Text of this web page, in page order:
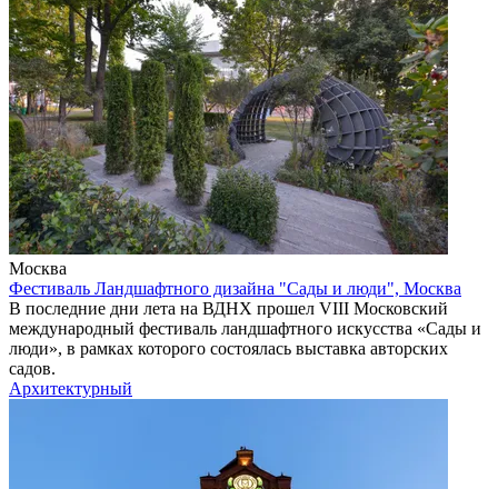
Москва
Фестиваль Ландшафтного дизайна "Сады и люди", Москва
В последние дни лета на ВДНХ прошел VIII Московский
международный фестиваль ландшафтного искусства «Сады и
люди», в рамках которого состоялась выставка авторских
садов.
Архитектурный